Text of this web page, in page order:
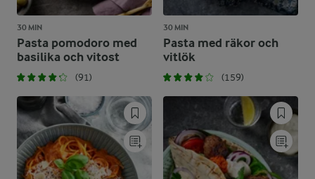
30 MIN
Pasta pomodoro med
basilika och vitost
(91)
30 MIN
Pasta med räkor och
vitlök
(159)